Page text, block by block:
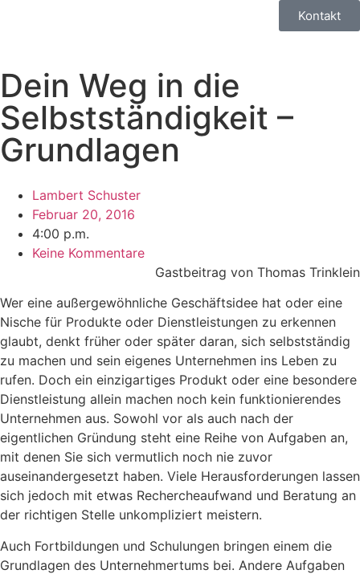
Kontakt
Dein Weg in die
Selbstständigkeit –
Grundlagen
Lambert Schuster
Februar 20, 2016
4:00 p.m.
Keine Kommentare
Gastbeitrag von Thomas Trinklein
Wer eine außergewöhnliche Geschäftsidee hat oder eine
Nische für Produkte oder Dienstleistungen zu erkennen
glaubt, denkt früher oder später daran, sich selbstständig
zu machen und sein eigenes Unternehmen ins Leben zu
rufen. Doch ein einzigartiges Produkt oder eine besondere
Dienstleistung allein machen noch kein funktionierendes
Unternehmen aus. Sowohl vor als auch nach der
eigentlichen Gründung steht eine Reihe von Aufgaben an,
mit denen Sie sich vermutlich noch nie zuvor
auseinandergesetzt haben. Viele Herausforderungen lassen
sich jedoch mit etwas Rechercheaufwand und Beratung an
der richtigen Stelle unkompliziert meistern.
Auch Fortbildungen und Schulungen bringen einem die
Grundlagen des Unternehmertums bei. Andere Aufgaben